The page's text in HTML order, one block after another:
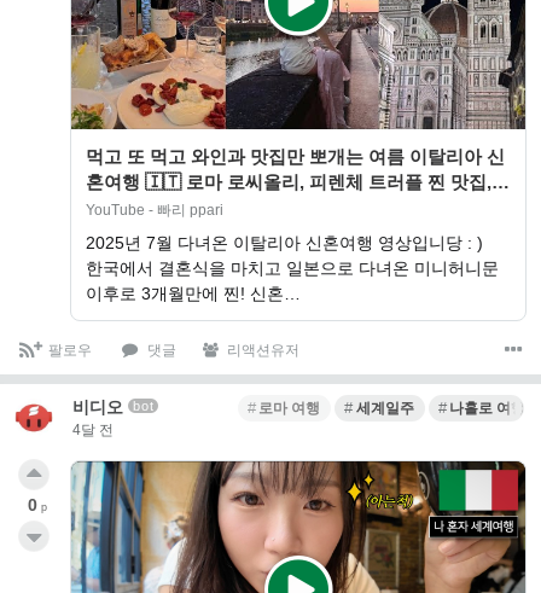
먹고 또 먹고 와인과 맛집만 뽀개는 여름 이탈리아 신
혼여행 🇮🇹 로마 로씨올리, 피렌체 트러플 찐 맛집,
부카 마리오 티본 스테이크, 로…
YouTube - 빠리 ppari
2025년 7월 다녀온 이탈리아 신혼여행 영상입니당 : )
한국에서 결혼식을 마치고 일본으로 다녀온 미니허니문
이후로 3개월만에 찐! 신혼…
팔로우 댓글 리액션유저
비디오 bot
4달 전
로마 여행 세계일주 나홀로 여행
0 p